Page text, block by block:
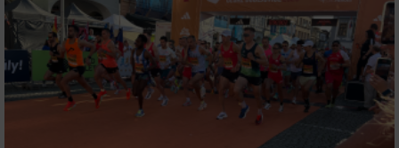
IAB-Besonderheiten:
Verwendung genauer Standortdaten
Geräte anhand von aktiv angeforderten